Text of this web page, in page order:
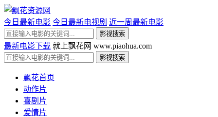
今日最新电影 今日最新电视剧 近一周最新电影
最新电影下载 就上飘花网 www.piaohua.com
飘花首页
动作片
喜剧片
爱情片